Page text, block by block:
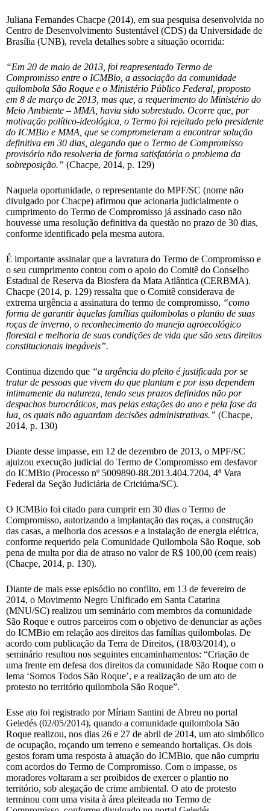
Juliana Fernandes Chacpe (2014), em sua pesquisa desenvolvida no
Centro de Desenvolvimento Sustentável (CDS) da Universidade de
Brasília (UNB), revela detalhes sobre a situação ocorrida:
“Em 20 de maio de 2013, foi reapresentado Termo de
Compromisso entre o ICMBio, a associação da comunidade
quilombola São Roque e o Ministério Público Federal, proposto
em 8 de março de 2013, mas que, a requerimento do Ministério do
Meio Ambiente – MMA, havia sido sobrestado. Ocorre que, por
motivação político-ideológica, o Termo foi rejeitado pelo presidente
do ICMBio e MMA, que se comprometeram a encontrar solução
definitiva em 30 dias, alegando que o Termo de Compromisso
provisório não resolveria de forma satisfatória o problema da
sobreposição.” (Chacpe, 2014, p. 129)
Naquela oportunidade, o representante do MPF/SC (nome não
divulgado por Chacpe) afirmou que acionaria judicialmente o
cumprimento do Termo de Compromisso já assinado caso não
houvesse uma resolução definitiva da questão no prazo de 30 dias,
conforme identificado pela mesma autora.
É importante assinalar que a lavratura do Termo de Compromisso e
o seu cumprimento contou com o apoio do Comitê do Conselho
Estadual de Reserva da Biosfera da Mata Atlântica (CERBMA).
Chacpe (2014, p. 129) ressalta que o Comitê considerava de
extrema urgência a assinatura do termo de compromisso, “como
forma de garantir àquelas famílias quilombolas o plantio de suas
roças de inverno, o reconhecimento do manejo agroecológico
florestal e melhoria de suas condições de vida que são seus direitos
constitucionais inegáveis”.
Continua dizendo que “a urgência do pleito é justificada por se
tratar de pessoas que vivem do que plantam e por isso dependem
intimamente da natureza, tendo seus prazos definidos não por
despachos burocráticos, mas pelas estações do ano e pela fase da
lua, os quais não aguardam decisões administrativas.” (Chacpe,
2014, p. 130)
Diante desse impasse, em 12 de dezembro de 2013, o MPF/SC
ajuizou execução judicial do Termo de Compromisso em desfavor
do ICMBio (Processo nº 5009890-88.2013.404.7204, 4a Vara
Federal da Seção Judiciária de Criciúma/SC).
O ICMBio foi citado para cumprir em 30 dias o Termo de
Compromisso, autorizando a implantação das roças, a construção
das casas, a melhoria dos acessos e a instalação de energia elétrica,
conforme requerido pela Comunidade Quilombola São Roque, sob
pena de multa por dia de atraso no valor de R$ 100,00 (cem reais)
(Chacpe, 2014, p. 130).
Diante de mais esse episódio no conflito, em 13 de fevereiro de
2014, o Movimento Negro Unificado em Santa Catarina
(MNU/SC) realizou um seminário com membros da comunidade
São Roque e outros parceiros com o objetivo de denunciar as ações
do ICMBio em relação aos direitos das famílias quilombolas. De
acordo com publicação da Terra de Direitos, (18/03/2014), o
seminário resultou nos seguintes encaminhamentos: “Criação de
uma frente em defesa dos direitos da comunidade São Roque com o
lema ‘Somos Todos São Roque’, e a realização de um ato de
protesto no território quilombola São Roque”.
Esse ato foi registrado por Míriam Santini de Abreu no portal
Geledés (02/05/2014), quando a comunidade quilombola São
Roque realizou, nos dias 26 e 27 de abril de 2014, um ato simbólico
de ocupação, roçando um terreno e semeando hortaliças. Os dois
gestos foram uma resposta à atuação do ICMBio, que não cumpriu
com acordos do Termo de Compromisso. Com o impasse, os
moradores voltaram a ser proibidos de exercer o plantio no
território, sob alegação de crime ambiental. O ato de protesto
terminou com uma visita à área pleiteada no Termo de